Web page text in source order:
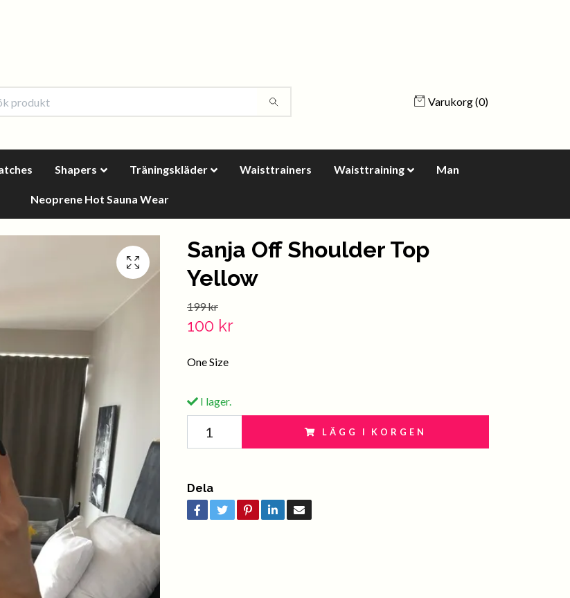
Varukorg(0)
Shapers Träningskläder Waisttrainers Waisttraining Man
Neoprene Hot Sauna Wear
Sanja Off Shoulder Top
Yellow
199 kr
100 kr
One Size
I lager.
LÄGG I KORGEN
Dela